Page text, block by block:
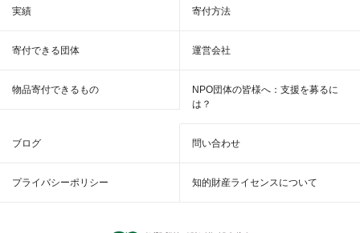
実績 寄付方法
寄付できる団体 運営会社
物品寄付できるもの
NPO団体の皆様へ：支援を募るに
は？
ブログ 問い合わせ
プライバシーポリシー 知的財産ライセンスについて